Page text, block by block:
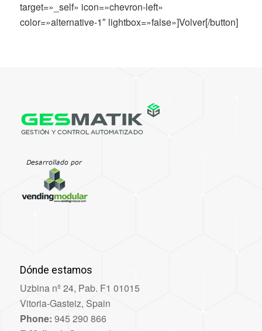
target=»_self» icon=»chevron-left»
color=»alternative-1″ lightbox=»false»]Volver[/button]
Dónde estamos
Uzbina nº 24, Pab. F1 01015
Vitoria-Gasteiz, Spain
Phone: 945 290 866